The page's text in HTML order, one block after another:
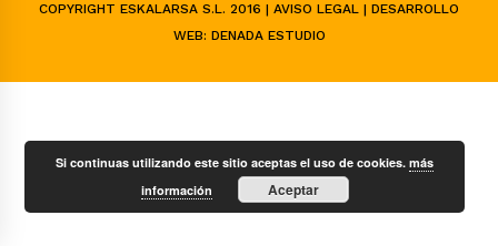
COPYRIGHT ESKALARSA S.L. 2016 | AVISO LEGAL | DESARROLLO
WEB: DENADA ESTUDIO
Si continuas utilizando este sitio aceptas el uso de cookies.más
información
Aceptar